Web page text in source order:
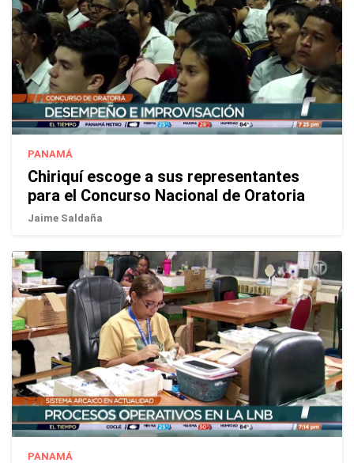
PANAMÁ
Chiriquí escoge a sus representantes
para el Concurso Nacional de Oratoria
Jaime Saldaña
PANAMÁ